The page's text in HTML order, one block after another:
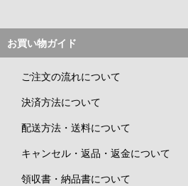
お買い物ガイド
ご注文の流れについて
決済方法について
配送方法・送料について
キャンセル・返品・返金について
領収書・納品書について